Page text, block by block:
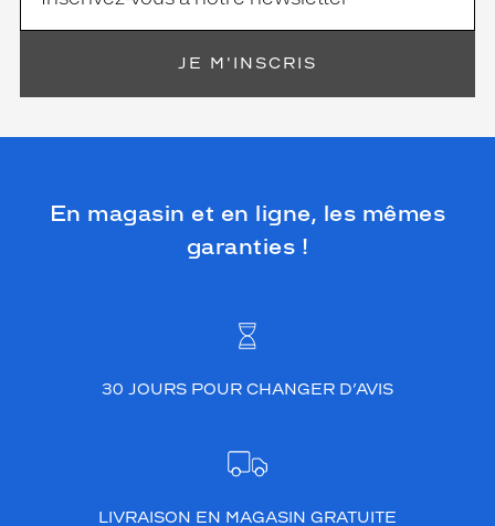
JE M'INSCRIS
En magasin et en ligne, les mêmes
garanties !
30 JOURS POUR CHANGER D’AVIS
LIVRAISON EN MAGASIN GRATUITE